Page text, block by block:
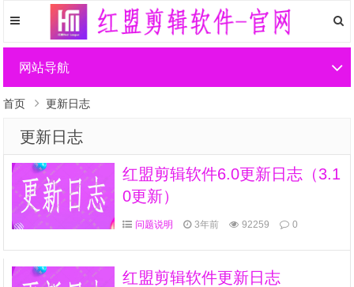
网站导航
首页 更新日志
更新日志
红盟剪辑软件6.0更新日志（3.1
0更新）
问题说明 3年前 92259 0
红盟剪辑软件更新日志